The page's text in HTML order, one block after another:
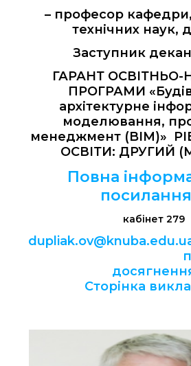
– професор
технічних наук,
Заступник
ГАРАНТ ОСВІТНЬО-
ПРОГРАМИ
архітектурне
моделювання,
менеджмент (BIM)»
ОСВІТИ: ДРУГИЙ
Повна
кабінет 279
Сторінка